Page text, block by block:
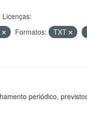
Licenças:
Formatos: TXT
periódico,